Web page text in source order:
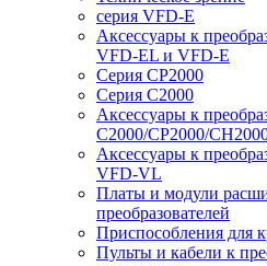
серия VFD-E
Аксессуары к
VFD-EL и VFD-E
Серия CP2000
Серия C2000
Аксессуары к
С2000/CP2000/
Аксессуары к
VFD-VL
Платы и модули
преобразователей
Приспособления для
Пульты и кабели к